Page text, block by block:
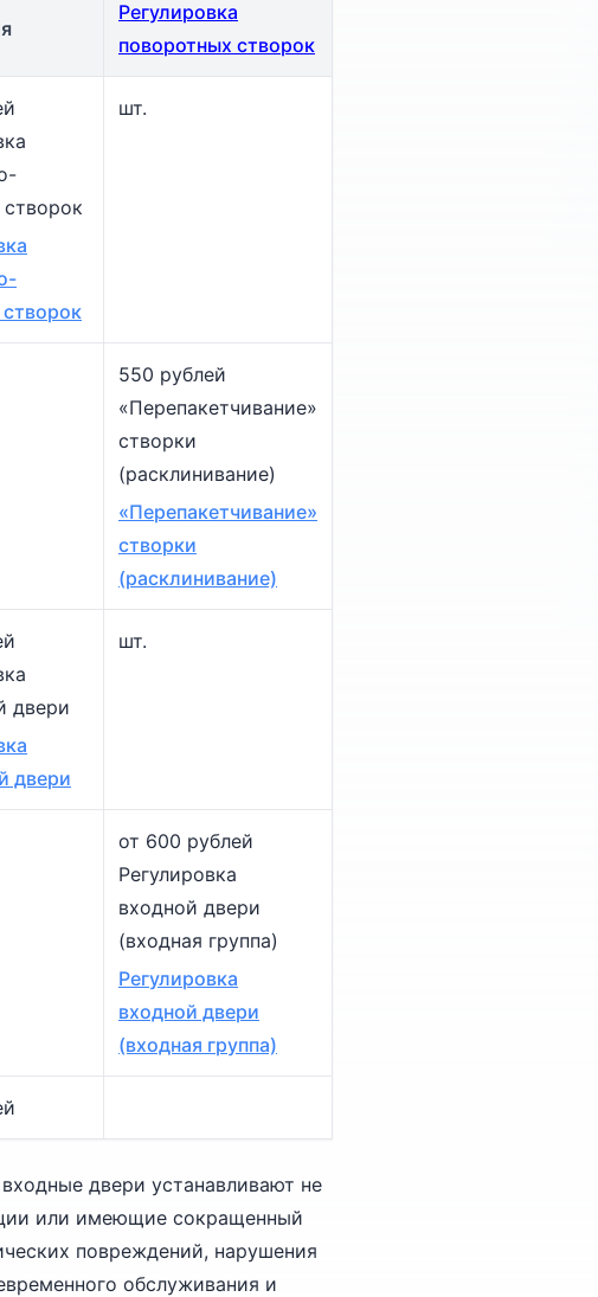
Регулировка
поворотных створок
шт.
550 рублей
«Перепакетчивание»
створки
(расклинивание)
«Перепакетчивание»
створки
(расклинивание)
двери
двери
шт.
от 600 рублей
Регулировка
входной двери
(входная группа)
Регулировка
входной двери
(входная группа)
двери устанавливают не
или имеющие сокращенный
повреждений, нарушения
обслуживания и